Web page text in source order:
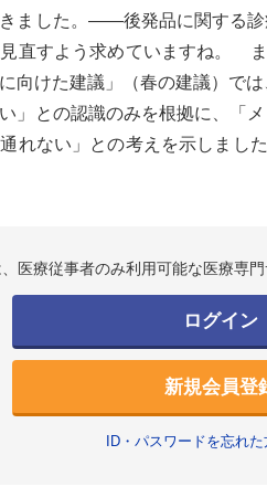
ました。――後発品に関する
直すよう求めていますね。
向けた建議」（春の建議）で
」との認識のみを根拠に、「
れない」との考えを示しまし
医療従事者のみ利用可能な医療専
ログイン
新規会員登
ID・パスワードを忘れ